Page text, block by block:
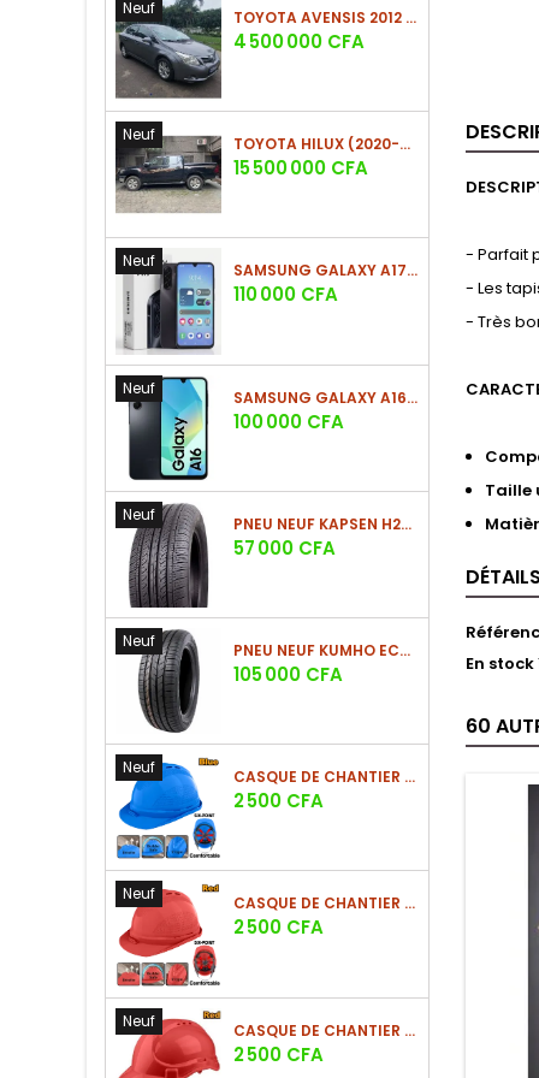
Neuf TOYOTA AVENSIS 2012 (PHASE 2)
Prix
4 500 000 CFA
Neuf TOYOTA HILUX (2020-2021)
Prix
15 500 000 CFA
Neuf SAMSUNG GALAXY A17 (4GO/128GO)
Prix
110 000 CFA
Neuf SAMSUNG GALAXY A16 4G (4GO/128GO)
Prix
100 000 CFA
Neuf PNEU NEUF KAPSEN H202 225/60 R18 100H
Prix
57 000 CFA
Neuf PNEU NEUF KUMHO ECSTA HS52 225/60 R17 99V
Prix
105 000 CFA
Neuf CASQUE DE CHANTIER BLEU EN PE 380G
Prix
2 500 CFA
Neuf CASQUE DE CHANTIER ROUGE EN PE 380G
Prix
2 500 CFA
Neuf CASQUE DE CHANTIER ROUGE EN PE 330G - NOUVEAU MODÈLE
Prix
2 500 CFA
- Parfait
- Les
- Très
Taille
En stock
60